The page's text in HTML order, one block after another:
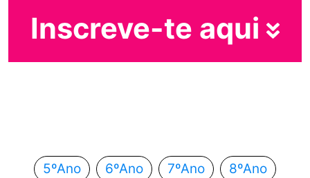
Inscreve-te aqui
5ºAno 6ºAno 7ºAno 8ºAno